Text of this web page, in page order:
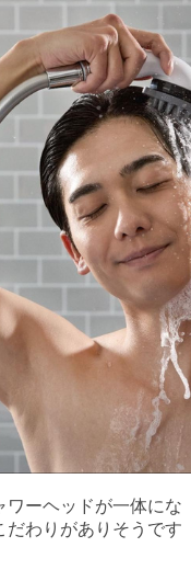
ワーヘッドが一体にな
だわりがありそうです